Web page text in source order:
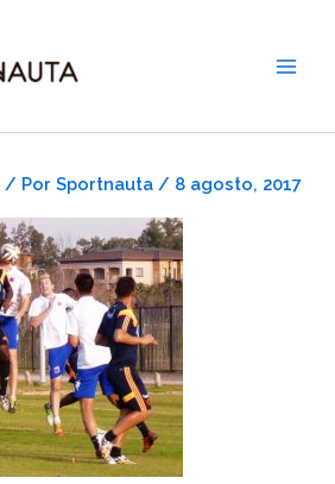
/ Por Sportnauta / 8 agosto, 2017